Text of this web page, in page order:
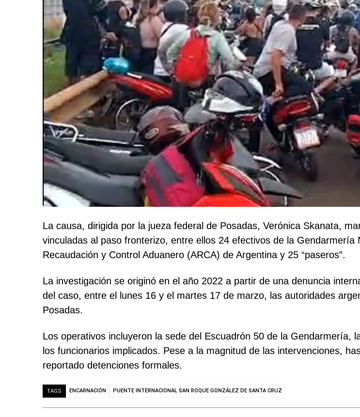
La causa, dirigida por la jueza federal de Posadas, Verónica Skanata,
vinculadas al paso fronterizo, entre ellos 24 efectivos de la
Recaudación y Control Aduanero (ARCA) de Argentina y 25 “paseros”.
La investigación se originó en el año 2022 a partir de una denuncia
del caso, entre el lunes 16 y el martes 17 de marzo, las autoridades
Posadas.
Los operativos incluyeron la sede del Escuadrón 50 de la Gendarmería,
los funcionarios implicados. Pese a la magnitud de las intervenciones,
reportado detenciones formales.
TAGS ENCARNACIÓN PUENTE INTERNACIONAL SAN ROQUE GONZÁLEZ DE SANTA CRUZ